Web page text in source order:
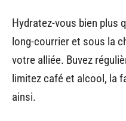
Hydratez-vous bien plus
long-courrier et sous la
votre alliée. Buvez
limitez café et alcool, la
ainsi.